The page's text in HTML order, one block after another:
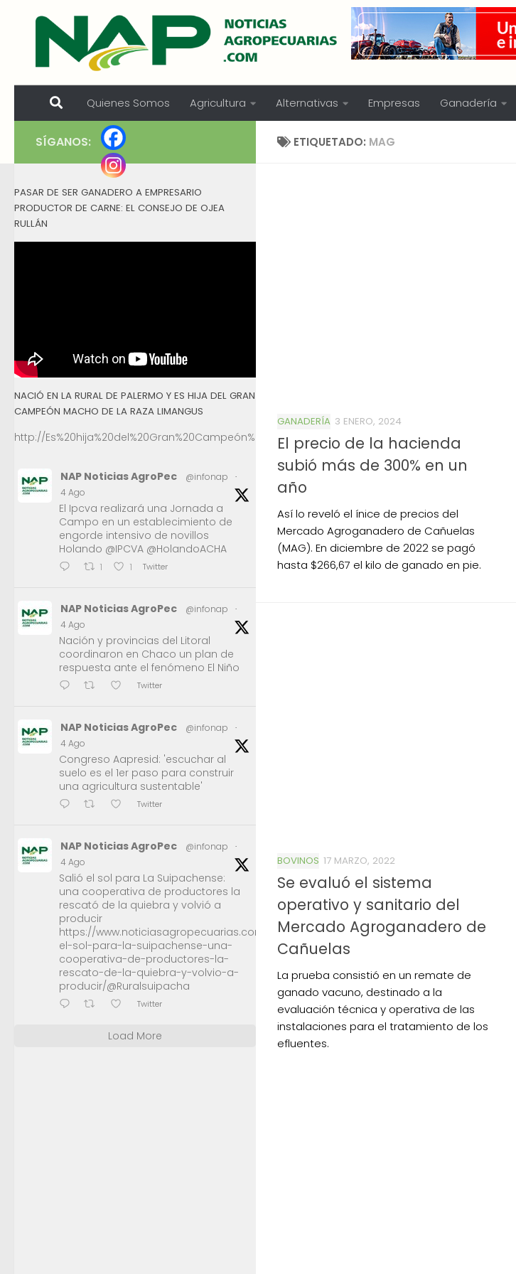
Skip to content
Quienes Somos Agricultura Alternativas Empresas Ganadería
ETIQUETADO: MAG
GANADERÍA 3 ENERO, 2024
El precio de la hacienda
subió más de 300% en un
año
Así lo reveló el ínice de precios del
Mercado Agroganadero de Cañuelas
(MAG). En diciembre de 2022 se pagó
hasta $266,67 el kilo de ganado en pie.
BOVINOS 17 MARZO, 2022
Se evaluó el sistema
operativo y sanitario del
Mercado Agroganadero de
Cañuelas
La prueba consistió en un remate de
ganado vacuno, destinado a la
evaluación técnica y operativa de las
instalaciones para el tratamiento de los
efluentes.
SÍGANOS:
PASAR DE SER GANADERO A EMPRESARIO
PRODUCTOR DE CARNE: EL CONSEJO DE OJEA
RULLÁN
NACIÓ EN LA RURAL DE PALERMO Y ES HIJA DEL GRAN
CAMPEÓN MACHO DE LA RAZA LIMANGUS
http://Es%20hija%20del%20Gran%20Campeón%20Macho%20de%20la%20Raza%20Limangus,
NAP Noticias AgroPec @infonap
·
4 Ago
El Ipcva realizará una Jornada a
Campo en un establecimiento de
engorde intensivo de novillos
Holando @IPCVA @HolandoACHA
1 1 Twitter
NAP Noticias AgroPec @infonap
·
4 Ago
Nación y provincias del Litoral
coordinaron en Chaco un plan de
respuesta ante el fenómeno El Niño
Twitter
NAP Noticias AgroPec @infonap
·
4 Ago
Congreso Aapresid: 'escuchar al
suelo es el 1er paso para construir
una agricultura sustentable'
Twitter
NAP Noticias AgroPec @infonap
·
4 Ago
Salió el sol para La Suipachense:
una cooperativa de productores la
rescató de la quiebra y volvió a
producir
https://www.noticiasagropecuarias.com/2026/08/04/salio-
el-sol-para-la-suipachense-una-
cooperativa-de-productores-la-
rescato-de-la-quiebra-y-volvio-a-
producir/@Ruralsuipacha
Twitter
Load More